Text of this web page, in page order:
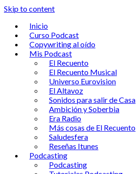
Skip to content
Inicio
Curso Podcast
Copywriting al oído
Mis Podcast
El Recuento
El Recuento Musical
Universo Eurovision
El Altavoz
Sonidos para salir de Casa
Ambición y Soberbia
Era Radio
Más cosas de El Recuento
Saludesfera
Reseñas Itunes
Podcasting
Podcasting